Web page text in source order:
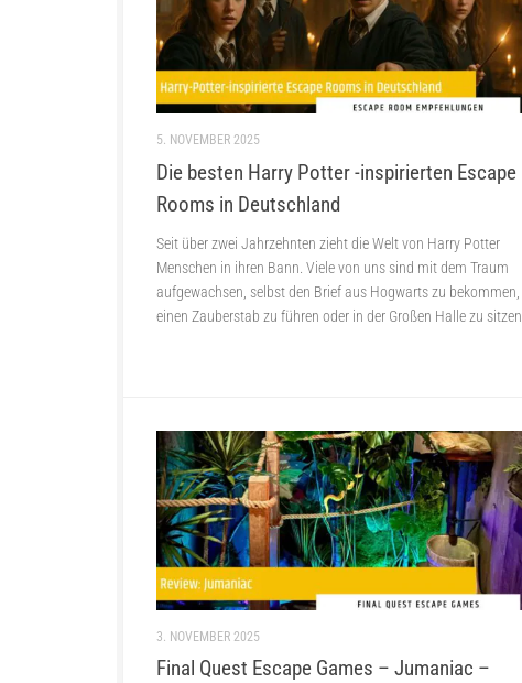
5. NOVEMBER 2025
Die besten Harry Potter -inspirierten Escape
Rooms in Deutschland
Seit über zwei Jahrzehnten zieht die Welt von Harry Potter
Menschen in ihren Bann. Viele von uns sind mit dem Traum
aufgewachsen, selbst den Brief aus Hogwarts zu bekommen,
einen Zauberstab zu führen oder in der Großen Halle zu sitzen.
3. NOVEMBER 2025
Final Quest Escape Games – Jumaniac –